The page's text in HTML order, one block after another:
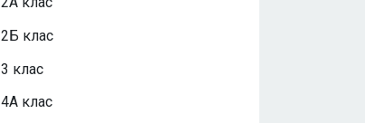
2Б клас
3 клас
4А клас